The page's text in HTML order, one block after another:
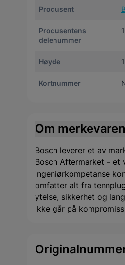
Produsent
Produsentens
delenummer
Høyde
Kortnummer
Om
Bosch leverer et av
Bosch Aftermarket – et
ingeniørkompetanse
omfatter alt fra
ytelse, sikkerhet og
ikke går på